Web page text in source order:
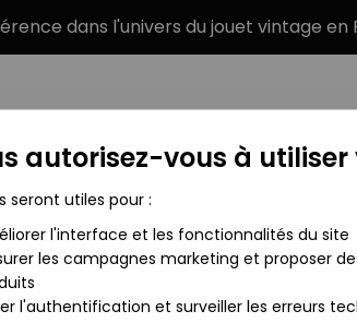
dans l'univers du jouet vintage
MARQUES TYPE DE PRODUIT
- Lee Everett (Skybound Exclusive)
autorisez-vous à utiliser
seront utiles pour :
l'interface et les fonctionnalités du site
les campagnes marketing et proposer
l'authentification et surveiller les erreurs